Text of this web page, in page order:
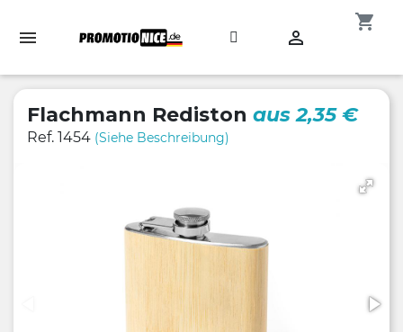

shopping_cart
Flachmann Rediston aus 2,35 €
Ref. 1454 (Siehe Beschreibung)